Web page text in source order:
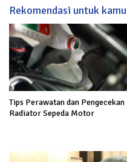
Rekomendasi untuk kamu
Tips Perawatan dan Pengecekan
Radiator Sepeda Motor